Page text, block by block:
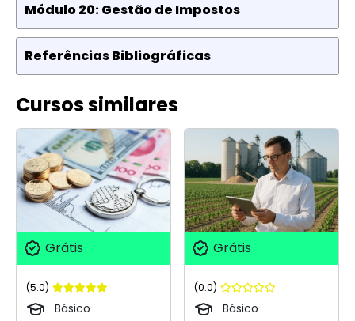
Módulo 20: Gestão de Impostos
Referências Bibliográficas
Cursos similares
Grátis
(5.0)
Básico
Grátis
(0.0)
Básico